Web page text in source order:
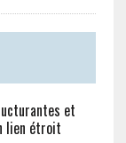
et
lien étroit